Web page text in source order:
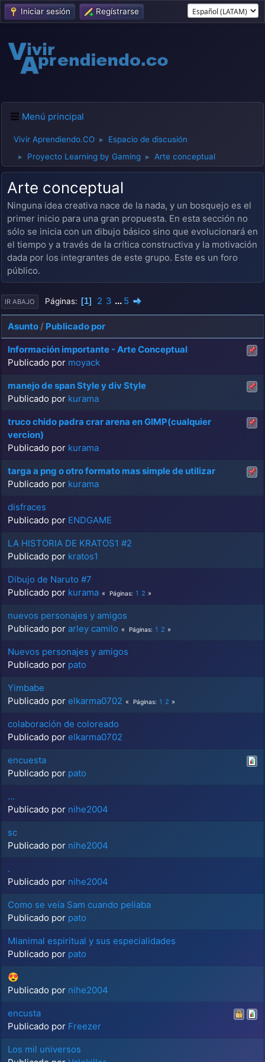
Iniciar sesión Regístrarse
Menú principal
Vivir Aprendiendo.CO ► Espacio de discusión
► Proyecto Learning by Gaming ► Arte conceptual
Arte conceptual
Ninguna idea creativa nace de la nada, y un bosquejo es el
primer inicio para una gran propuesta. En esta sección no
sólo se inicia con un dibujo básico sino que evolucionará en
el tiempo y a través de la crítica constructiva y la motivación
dada por los integrantes de este grupo. Este es un foro
público.
IR ABAJO Páginas 1 2 3 ... 5
Asunto / Publicado por
Información importante - Arte Conceptual
Publicado por moyack
manejo de span Style y div Style
Publicado por kurama
truco chido padra crar arena en GIMP(cualquier
vercion)
Publicado por kurama
targa a png o otro formato mas simple de utilizar
Publicado por kurama
disfraces
Publicado por ENDGAME
LA HISTORIA DE KRATOS1 #2
Publicado por kratos1
Dibujo de Naruto #7
Publicado por kurama Páginas 1 2
nuevos personajes y amigos
Publicado por arley camilo Páginas 1 2
Nuevos personajes y amigos
Publicado por pato
Yimbabe
Publicado por elkarma0702 Páginas 1 2
colaboración de coloreado
Publicado por elkarma0702
encuesta
Publicado por pato
...
Publicado por nihe2004
sc
Publicado por nihe2004
.
Publicado por nihe2004
Como se veía Sam cuando peliaba
Publicado por pato
Mianimal espiritual y sus especialidades
Publicado por pato
😍
Publicado por nihe2004
encusta
Publicado por Freezer
Los mil universos